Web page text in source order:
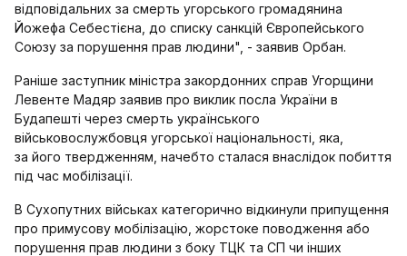
відповідальних за смерть угорського громадянина
Йожефа Себестієна, до списку санкцій Європейського
Союзу за порушення прав людини", - заявив Орбан.
Раніше заступник міністра закордонних справ Угорщини
Левенте Мадяр заявив про виклик посла України в
Будапешті через смерть українського
військовослужбовця угорської національності, яка,
за його твердженням, начебто сталася внаслідок побиття
під час мобілізації.
В Сухопутних військах категорично відкинули припущення
про примусову мобілізацію, жорстоке поводження або
порушення прав людини з боку ТЦК та СП чи інших